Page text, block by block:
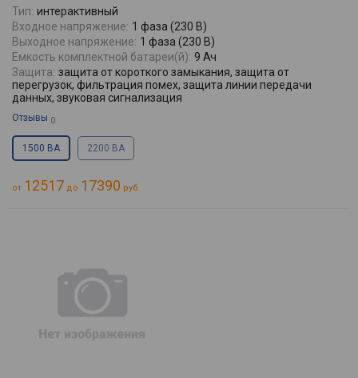
Тип: интерактивный
Входное напряжение: 1 фаза (230 В)
Выходное напряжение: 1 фаза (230 В)
Емкость комплектной батареи(й): 9 Ач
Защита: защита от короткого замыкания, защита от
перегрузок, фильтрация помех, защита линии передачи
данных, звуковая сигнализация
Отзывы 0
1500 ВА 2200 ВА
от 12517 до 17390 руб.